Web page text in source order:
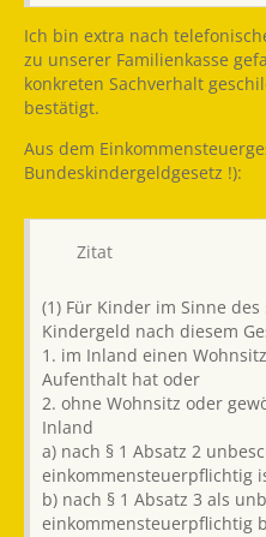
Ich bin extra nach
zu unserer Familienkasse
konkreten Sachverhalt
bestätigt.
Aus dem
Bundeskindergeldgesetz !):
Zitat
(1) Für Kinder im Sinne
Kindergeld nach diesem
1. im Inland einen
Aufenthalt hat oder
2. ohne Wohnsitz oder
Inland
a) nach § 1 Absatz 2
einkommensteuerpflichtig
b) nach § 1 Absatz 3 als
einkommensteuerpflichtig